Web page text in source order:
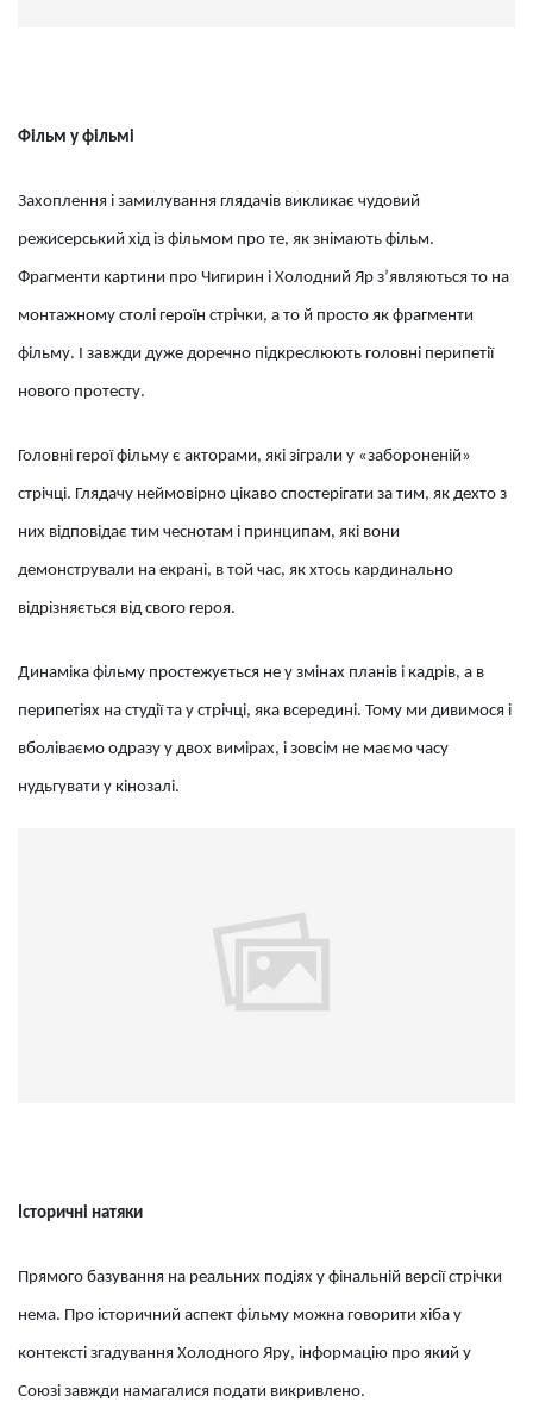
Фільм у фільмі
Захоплення і замилування глядачів викликає чудовий
режисерський хід із фільмом про те, як знімають фільм.
Фрагменти картини про Чигирин і Холодний Яр з’являються то на
монтажному столі героїн стрічки, а то й просто як фрагменти
фільму. І завжди дуже доречно підкреслюють головні перипетії
нового протесту.
Головні герої фільму є акторами, які зіграли у «забороненій»
стрічці. Глядачу неймовірно цікаво спостерігати за тим, як дехто з
них відповідає тим чеснотам і принципам, які вони
демонстрували на екрані, в той час, як хтось кардинально
відрізняється від свого героя.
Динаміка фільму простежується не у змінах планів і кадрів, а в
перипетіях на студії та у стрічці, яка всередині. Тому ми дивимося і
вболіваємо одразу у двох вимірах, і зовсім не маємо часу
нудьгувати у кінозалі.
Історичні натяки
Прямого базування на реальних подіях у фінальній версії стрічки
нема. Про історичний аспект фільму можна говорити хіба у
контексті згадування Холодного Яру, інформацію про який у
Союзі завжди намагалися подати викривлено.